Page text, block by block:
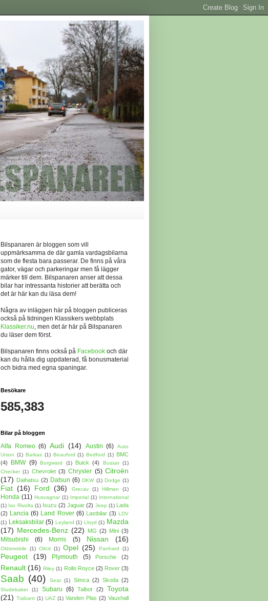
Bilspanaren är bloggen som vill
uppmärksamma de där gamla vardagsbilarna
som de flesta bara passerar. De finns på våra
gator, vägar och parkeringar men få lägger
märker till dem. Bilspanaren anser att dessa
bilar har intressanta historier att berätta och
det är här kan du läsa dem!
Några av inläggen här på bloggen publiceras
också på tidningen Klassikers webbplats
Klassiker.nu , men det är här på Bilspanaren
du läser dem först.
Bilspanaren finns också på Facebook och där
kan du hålla dig uppdaterad, få bonusmaterial
och bidra med egna spaningar.
Besökare
585,383
Bilar på bloggen
Alfa Romeo (6) Audi (14) Austin (6)
Auto
Union (1) Barkas (1) Beauford (1) Bedford (1) BMC
(4)
BMW (9) Borgward (1) Buick (4) Bussar (1)
Checker (1) Chevrolet (3) Chrysler (5) Citroën
(17) Daihatsu (2) Datsun (6) DKW (1) Dodge (1)
Fiat (16) Ford (36) Grecav (1) Hillman (1)
Honda (11) Husvagnar (1) Imperial (1) International
(1) Iso Rivolta (1) Isuzu (2) Jaguar (2) Jeep (1) Lada
(2) Lancia (6) Land Rover (6) Lastbilar (3) LDV
(1) Leksaksbilar (5) Leyland (1) Lloyd (1) Mazda
(17) Mercedes-Benz (22) MG (2) Mini (3)
Mitsubishi (6) Morris (5) Nissan (16)
Oldsmobile (1) Oltcit (1) Opel (25) Panhard (1)
Peugeot (19) Plymouth (5) Porsche (2)
Renault (16) Riley (1) Rolls Royce (2) Rover (3)
Saab (40) Seat (1) Simca (2) Skoda (2)
Studebaker (1) Subaru (6) Talbot (2)
Toyota
(21) Trabant (1) UAZ (1) Vanden Plas (2) Vauxhall